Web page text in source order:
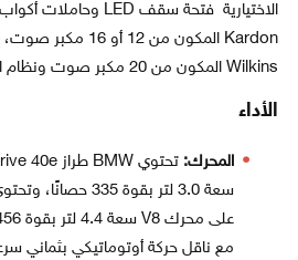
Wilkins المكون من 20 مكبر صوت ونظام الترفيه في الصف الثاني.
الأداء
المحرك:
مع ناقل حركة أوتوماتيكي بثماني